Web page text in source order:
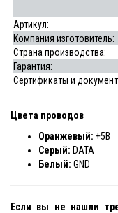
Артикул:
Компания изготовитель:
Страна производства:
Гарантия:
Сертификаты и
Цвета проводов
Оранжевый: +5В
Серый: DATA
Белый: GND
Если вы не нашли